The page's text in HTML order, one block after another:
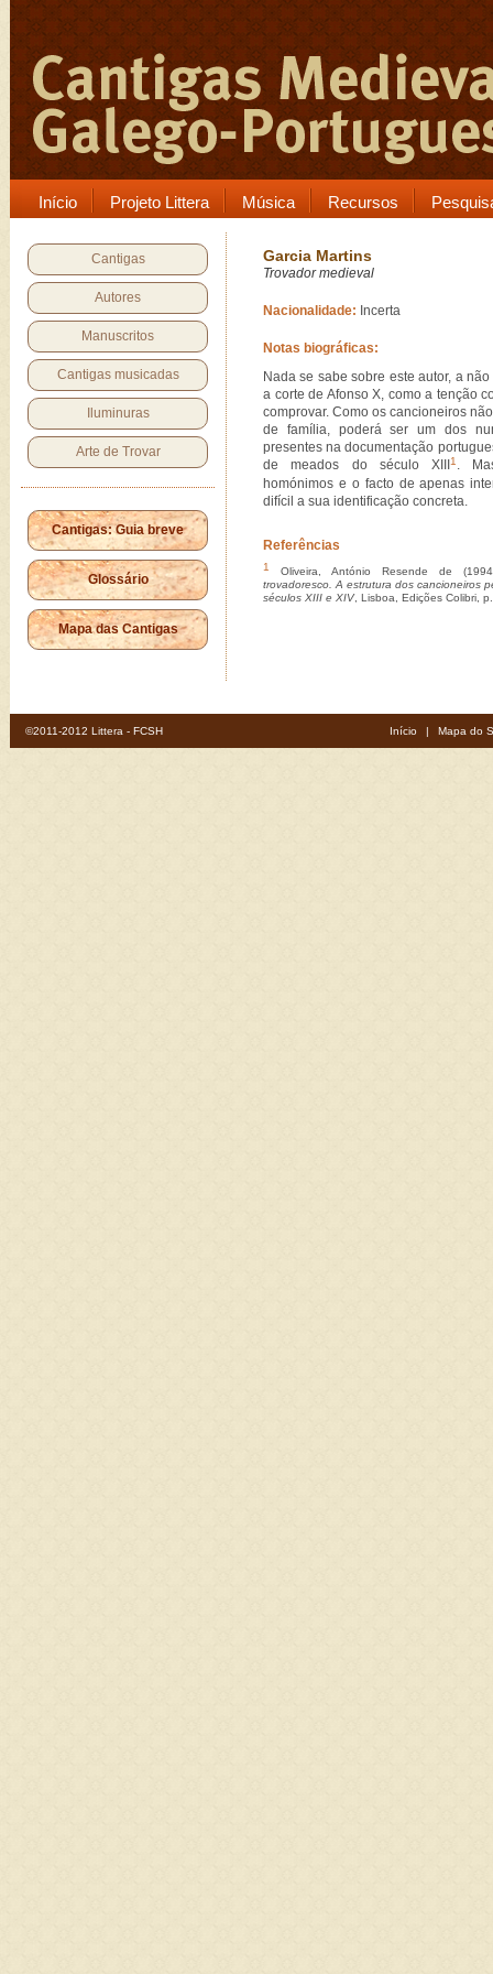
Início Projeto Littera Música Recursos
Cantigas
Autores
Manuscritos
Cantigas musicadas
Iluminuras
Arte de Trovar
Cantigas: Guia breve
Glossário
Mapa das Cantigas
Garcia Martins
Trovador medieval
Nacionalidade: Incerta
Notas biográficas:
Nada se sabe sobre este autor, a
a corte de Afonso X, como a tenção
comprovar. Como os cancioneiros
de família, poderá ser um dos
presentes na documentação
de meados do século XIII
1 .
homónimos e o facto de apenas
difícil a sua identificação concreta.
Referências
1
Oliveira, António Resende de
trovadoresco. A estrutura dos cancioneiros
séculos XIII e XIV, Lisboa, Edições Colibri,
©2011-2012 Littera - FCSH Início | Mapa do